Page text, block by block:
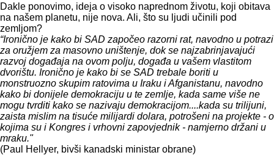
Dakle ponovimo, ideja o visoko naprednom životu, koji obitava
na našem planetu, nije nova. Ali, što su ljudi učinili pod
zemljom?
“Ironično je kako bi SAD započeo razorni rat, navodno u potrazi
za oružjem za masovno uništenje, dok se najzabrinjavajući
razvoj događaja na ovom polju, događa u vašem vlastitom
dvorištu. Ironično je kako bi se SAD trebale boriti u
monstruozno skupim ratovima u Iraku i Afganistanu, navodno
kako bi donijele demokraciju u te zemlje, kada same više ne
mogu tvrditi kako se nazivaju demokracijom....kada su trilijuni,
zaista mislim na tisuće milijardi dolara, potrošeni na projekte - o
kojima su i Kongres i vrhovni zapovjednik - namjerno držani u
mraku."
(Paul Hellyer, bivši kanadski ministar obrane)